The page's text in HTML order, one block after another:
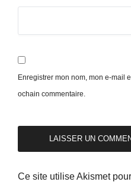
Enregistrer mon nom, mon e-mail
ochain commentaire.
Ce site utilise Akismet